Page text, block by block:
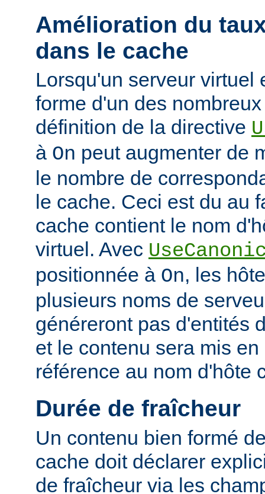
Amélioration du
dans le cache
Lorsqu'un serveur virtuel
forme d'un des
définition de la directive
à On peut augmenter de
le nombre de
le cache. Ceci est du au
cache contient le nom
virtuel. Avec
positionnée à On, les
plusieurs noms de
généreront pas d'entités
et le contenu sera mis
référence au nom d'hôte
Durée de fraîcheur
Un contenu bien formé
cache doit déclarer
de fraîcheur via les